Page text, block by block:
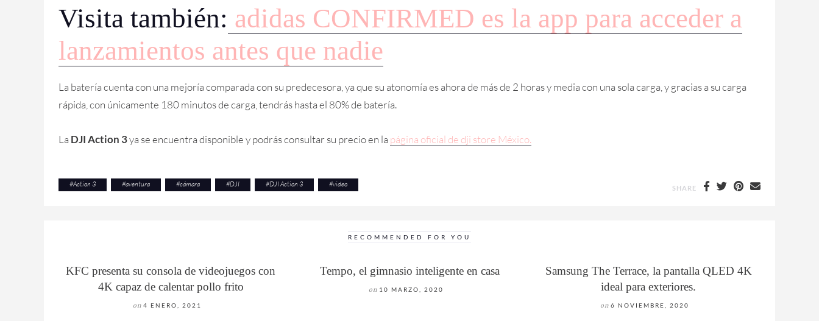
Visita también: adidas CONFIRMED es la app para acceder a
lanzamientos antes que nadie
La batería cuenta con una mejoría comparada con su predecesora, ya que su atonomía es ahora de más de 2 horas y media con una sola carga, y gracias a su carga
rápida, con únicamente 180 minutos de carga, tendrás hasta el 80% de batería.
La DJI Action 3ya se encuentra disponible y podrás consultar su precio en la página oficial de dji store México.
#Action 3 #aventura #cámara #DJI #DJI Action 3 #video SHARE
RECOMMENDED FOR YOU
KFC presenta su consola de videojuegos con
4K capaz de calentar pollo frito
on 4 ENERO, 2021
Tempo, el gimnasio inteligente en casa
on 10 MARZO, 2020
Samsung The Terrace, la pantalla QLED 4K
ideal para exteriores.
on 6 NOVIEMBRE, 2020